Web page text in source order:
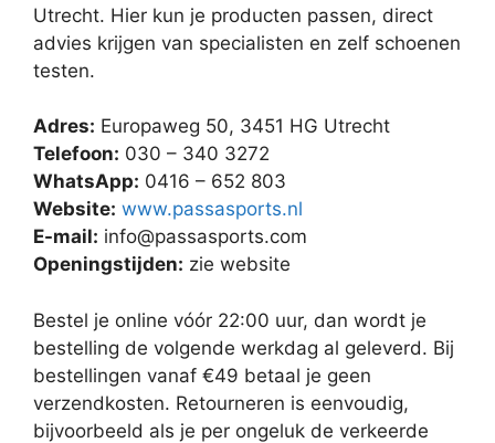
Utrecht. Hier kun je producten passen, direct
advies krijgen van specialisten en zelf schoenen
testen.
Adres: Europaweg 50, 3451 HG Utrecht
Telefoon: 030 – 340 3272
WhatsApp: 0416 – 652 803
Website: www.passasports.nl
E-mail: info@passasports.com
Openingstijden: zie website
Bestel je online vóór 22:00 uur, dan wordt je
bestelling de volgende werkdag al geleverd. Bij
bestellingen vanaf €49 betaal je geen
verzendkosten. Retourneren is eenvoudig,
bijvoorbeeld als je per ongeluk de verkeerde